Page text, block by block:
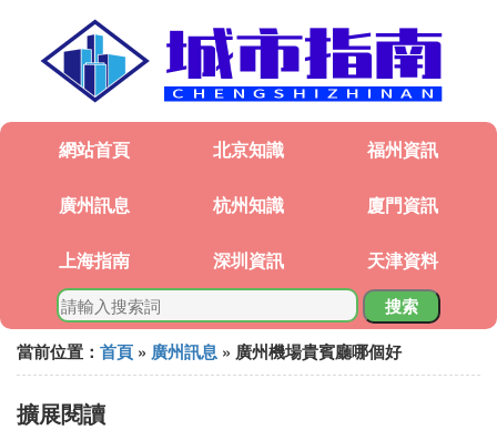
網站首頁 北京知識 福州資訊
廣州訊息 杭州知識 廈門資訊
上海指南 深圳資訊 天津資料
搜索
當前位置： 首頁 » 廣州訊息 » 廣州機場貴賓廳哪個好
擴展閱讀